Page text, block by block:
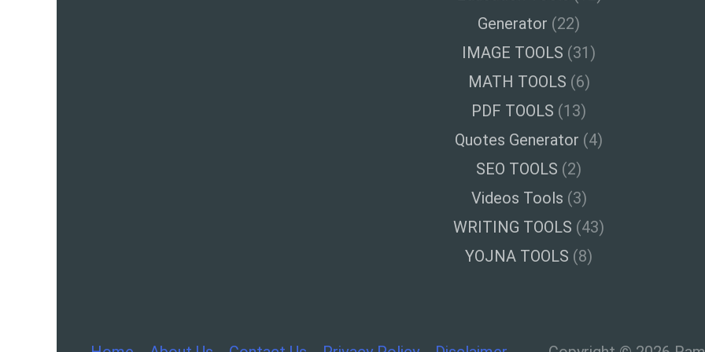
Generator (22)
IMAGE TOOLS (31)
MATH TOOLS (6)
PDF TOOLS (13)
Quotes Generator (4)
SEO TOOLS (2)
Videos Tools (3)
WRITING TOOLS (43)
YOJNA TOOLS (8)